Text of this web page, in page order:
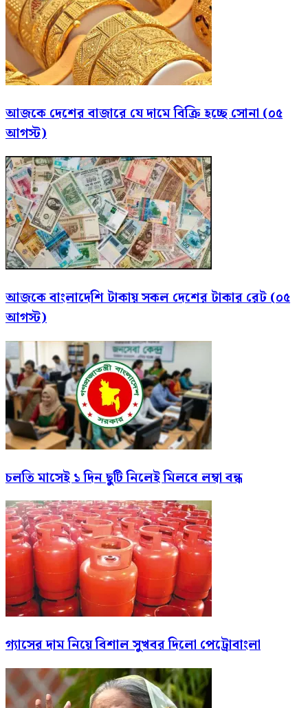
আজকে দেশের বাজারে যে দামে বিক্রি হচ্ছে সোনা (০৫
আগস্ট)
আজকে বাংলাদেশি টাকায় সকল দেশের টাকার রেট (০৫
আগস্ট)
চলতি মাসেই ১ দিন ছুটি নিলেই মিলবে লম্বা বন্ধ
গ্যাসের দাম নিয়ে বিশাল সুখবর দিলো পেট্রোবাংলা